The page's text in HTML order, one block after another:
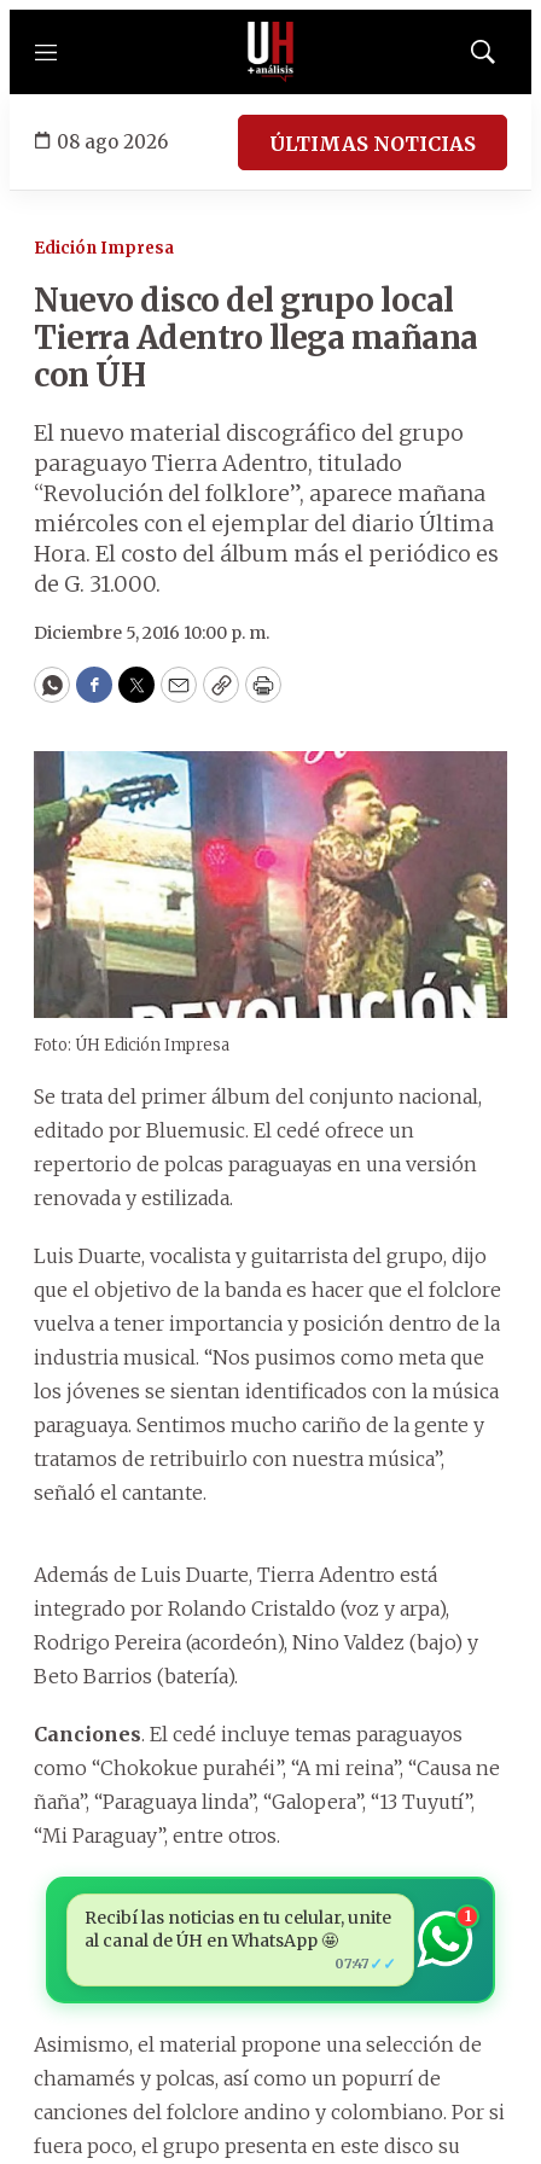
Menú
Mostrar
08 ago 2026 ÚLTIMAS NOTICIAS
Edición Impresa
Nuevo disco del grupo local
Tierra Adentro llega mañana
con ÚH
El nuevo material discográfico del grupo
paraguayo Tierra Adentro, titulado
“Revolución del folklore”, aparece mañana
miércoles con el ejemplar del diario Última
Hora. El costo del álbum más el periódico es
de G. 31.000.
Diciembre 5, 2016 10:00 p. m.
WhatsApp
Facebook
Twitter
EmailCopyPrint
Foto: ÚH Edición Impresa
Se trata del primer álbum del conjunto nacional,
editado por Bluemusic. El cedé ofrece un
repertorio de polcas paraguayas en una versión
renovada y estilizada.
Luis Duarte, vocalista y guitarrista del grupo, dijo
que el objetivo de la banda es hacer que el folclore
vuelva a tener importancia y posición dentro de la
industria musical. “Nos pusimos como meta que
los jóvenes se sientan identificados con la música
paraguaya. Sentimos mucho cariño de la gente y
tratamos de retribuirlo con nuestra música”,
señaló el cantante.
Además de Luis Duarte, Tierra Adentro está
integrado por Rolando Cristaldo (voz y arpa),
Rodrigo Pereira (acordeón), Nino Valdez (bajo) y
Beto Barrios (batería).
Canciones. El cedé incluye temas paraguayos
como “Chokokue purahéi”, “A mi reina”, “Causa ne
ñaña”, “Paraguaya linda”, “Galopera”, “13 Tuyutí”,
“Mi Paraguay”, entre otros.
Recibí las noticias en tu celular, unite
al canal de ÚH en WhatsApp 🤩
07:47 ✓✓
1
Asimismo, el material propone una selección de
chamamés y polcas, así como un popurrí de
canciones del folclore andino y colombiano. Por si
fuera poco, el grupo presenta en este disco su